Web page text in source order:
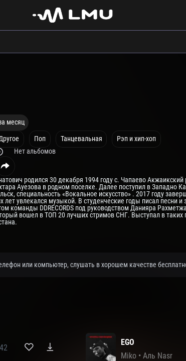
месяц
Поп Танцевальная
Рэп и хип-хоп
Нет альбомов
родился 30 декабря 1994 году с. Чапаево Акжаикский
Ауезова в родном поселке. Далее поступил в Западно
специальность «Вокальное искусство» . 2017 году
лет увлекался музыкой. В студенческие годы писал песни и
команды DDRECORDS под руководством Данияра
вошел в ТОП 20 лучших стримов СНГ. Выступал в таких
или компьютер, слушать в хорошем качестве
EGO
Miko •Аль Nasr